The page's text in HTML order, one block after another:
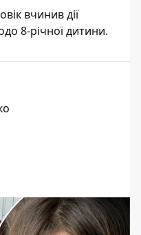
вчинив дії
8-річної дитини.